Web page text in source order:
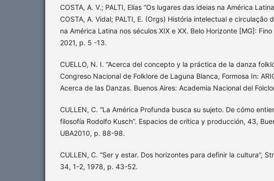
COSTA, A. V.; PALTI, Elías “Os lugares das ideias na América
COSTA, A. Vidal; PALTI, E. (Orgs) História intelectual e circulação
na América Latina nos séculos XIX e XX. Belo Horizonte [MG]: Fino
2021, p. 5 -13.
CUELLO, N. I. “Acerca del concepto y la práctica de la danza
Congreso Nacional de Folklore de Laguna Blanca, Formosa In:
Acerca de las Danzas. Buenos Aires: Academia Nacional del
CULLEN, C. “La América Profunda busca su sujeto. De cómo
filosofía Rodolfo Kusch”. Espacios de crítica y producción, 43,
UBA2010, p. 88-98.
CULLEN, C. “Ser y estar. Dos horizontes para definir la cultura”,
34, 1-2, 1978, p. 43-52.